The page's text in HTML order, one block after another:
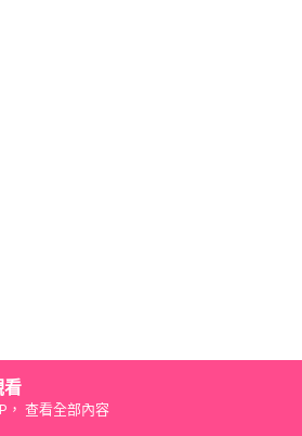
看
， 查看全部內容